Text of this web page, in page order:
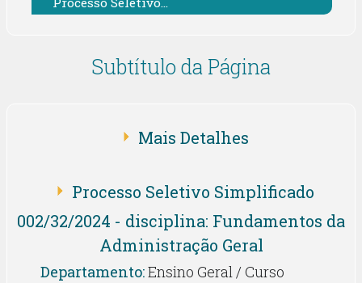
Subtítulo da Página
Mais Detalhes
Processo Seletivo Simplificado
002/32/2024 - disciplina: Fundamentos da
Administração Geral
Departamento:Ensino Geral / Curso